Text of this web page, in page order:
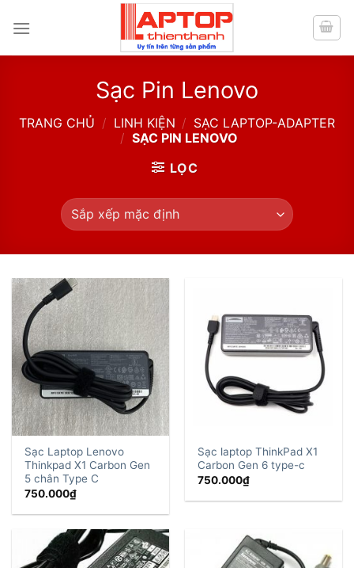
Sạc Pin Lenovo
TRANG CHỦ / LINH KIỆN / SẠC LAPTOP-ADAPTER
/ SẠC PIN LENOVO
LỌC
Sạc Laptop Lenovo
Thinkpad X1 Carbon Gen
5 chân Type C
750.000₫
Sạc laptop ThinkPad X1
Carbon Gen 6 type-c
750.000₫